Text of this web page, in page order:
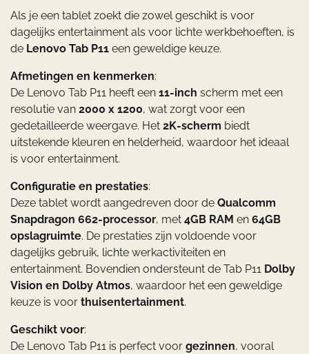
Als je een tablet zoekt die zowel geschikt is voor
dagelijks entertainment als voor lichte werkbehoeften, is
de Lenovo Tab P11 een geweldige keuze.
Afmetingen en kenmerken:
De Lenovo Tab P11 heeft een 11-inch scherm met een
resolutie van 2000 x 1200, wat zorgt voor een
gedetailleerde weergave. Het 2K-scherm biedt
uitstekende kleuren en helderheid, waardoor het ideaal
is voor entertainment.
Configuratie en prestaties:
Deze tablet wordt aangedreven door de Qualcomm
Snapdragon 662-processor, met 4GB RAM en 64GB
opslagruimte. De prestaties zijn voldoende voor
dagelijks gebruik, lichte werkactiviteiten en
entertainment. Bovendien ondersteunt de Tab P11 Dolby
Vision en Dolby Atmos, waardoor het een geweldige
keuze is voor thuisentertainment.
Geschikt voor:
De Lenovo Tab P11 is perfect voor gezinnen, vooral